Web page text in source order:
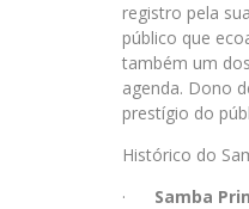
registro pela
público que
também um
agenda. Dono
prestígio do
Histórico do
· Samba